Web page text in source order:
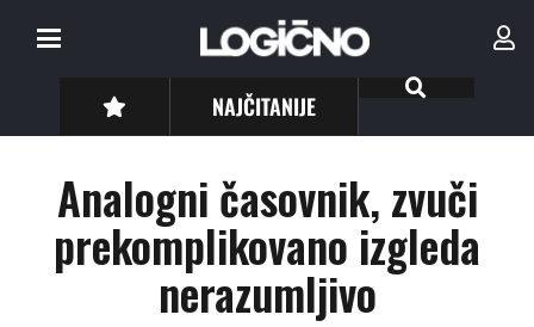
NAJČITANIJE
Analogni časovnik, zvuči
prekomplikovano izgleda
nerazumljivo